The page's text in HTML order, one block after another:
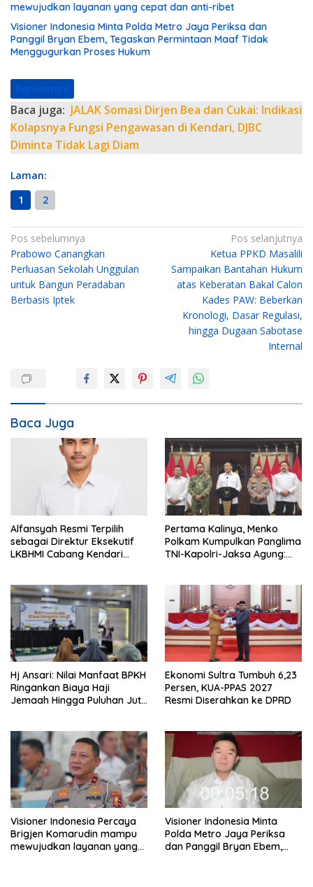
mewujudkan layanan yang cepat dan anti-ribet
Visioner Indonesia Minta Polda Metro Jaya Periksa dan
Panggil Bryan Ebem, Tegaskan Permintaan Maaf Tidak
Menggugurkan Proses Hukum
Berikutnya
Baca juga: JALAK Somasi Dirjen Bea dan Cukai: Indikasi
Kolapsnya Fungsi Pengawasan di Kendari, DJBC
Diminta Tidak Lagi Diam
Laman:
1
2
N
a
v
i
o
s
Pos sebelumnya
Prabowo Canangkan
Perluasan Sekolah Unggulan
untuk Bangun Peradaban
Berbasis Iptek
Pos selanjutnya
Ketua PPKD Masalili
Sampaikan Bantahan Hukum
atas Keberatan Bakal Calon
Kades PAW: Beberkan
Kronologi, Dasar Regulasi,
hingga Dugaan Sabotase
Internal
Baca Juga
Alfansyah Resmi Terpilih
sebagai Direktur Eksekutif
LKBHMI Cabang Kendari
Pertama Kalinya, Menko
Polkam Kumpulkan Panglima
TNI-Kapolri-Jaksa Agung:
Hj Ansari: Nilai Manfaat BPKH
Ringankan Biaya Haji
Jemaah Hingga Puluhan Juta
Ekonomi Sultra Tumbuh 6,23
Persen, KUA-PPAS 2027
Resmi Diserahkan ke DPRD
Visioner Indonesia Percaya
Brigjen Komarudin mampu
mewujudkan layanan yang
Visioner Indonesia Minta
Polda Metro Jaya Periksa
dan Panggil Bryan Ebem,